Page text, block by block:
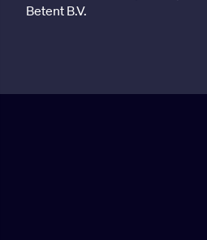
Betent B.V.